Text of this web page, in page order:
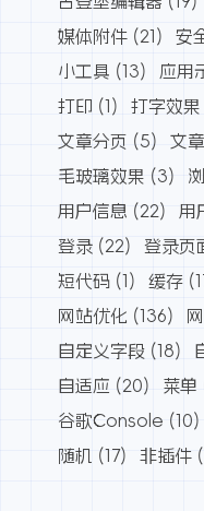
媒体附件 (21) 安
小工具 (13) 应用
打印 (1) 打字效果
文章分页 (5) 文
毛玻璃效果 (3)
用户信息 (22) 用
登录 (22) 登录页
短代码 (1) 缓存
网站优化 (136)
自定义字段 (18)
自适应 (20) 菜单
谷歌Console (10)
随机
(17) 非插件